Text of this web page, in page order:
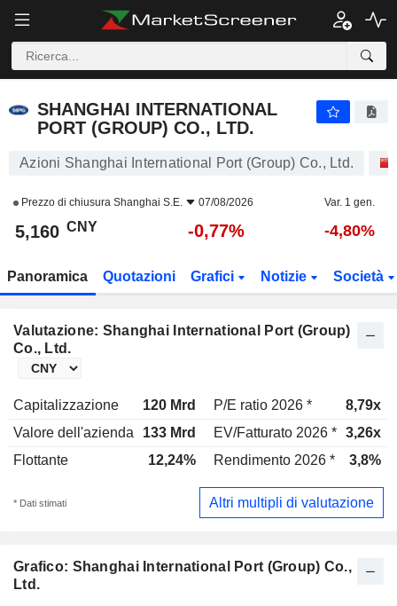
SHANGHAI INTERNATIONAL
PORT (GROUP) CO., LTD.
Azioni Shanghai International Port (Group) Co., Ltd.
Prezzo di chiusura Shanghai S.E. 07/08/2026 Var. 1 gen.
5,160 CNY -0,77% -4,80%
Panoramica Quotazioni Grafici Notizie Società
Valutazione: Shanghai International Port (Group)
Co., Ltd.
Capitalizzazione 120 Mrd P/E ratio 2026 *
8,79x
Valore dell'azienda
133 Mrd EV/Fatturato 2026 * 3,26x
Flottante
12,24% Rendimento 2026 * 3,8%
* Dati stimati Altri multipli di valutazione
Grafico: Shanghai International Port (Group) Co.,
Ltd.